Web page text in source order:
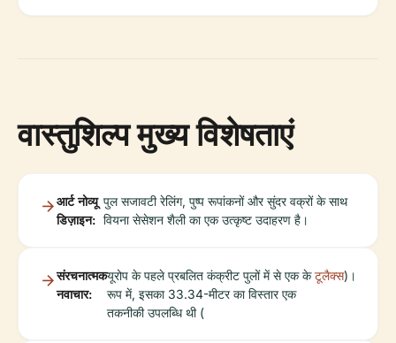
वास्तुशिल्प मुख्य विशेषताएं
आर्ट नोव्यू
डिज़ाइन:
पुल सजावटी रेलिंग, पुष्प रूपांकनों और सुंदर वक्रों के साथ
वियना सेसेशन शैली का एक उत्कृष्ट उदाहरण है।
संरचनात्मक
नवाचार:
यूरोप के पहले प्रबलित कंक्रीट पुलों में से एक के
रूप में, इसका 33.34-मीटर का विस्तार एक
तकनीकी उपलब्धि थी (
टूलैक्स)।